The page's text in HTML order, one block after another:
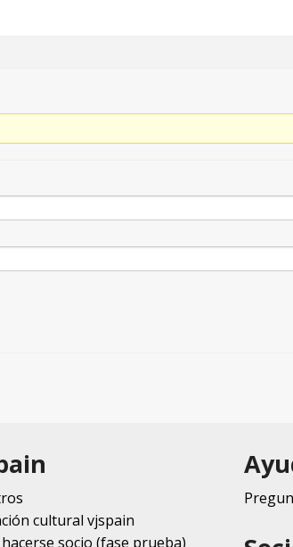
cultural vjspain
socio (fase prueba)